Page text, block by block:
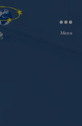
Menu